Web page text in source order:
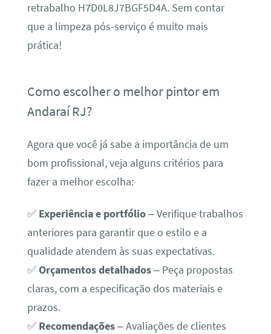
retrabalho H7D0L8J7BGF5D4A. Sem contar
que a limpeza pós-serviço é muito mais
prática!
Como escolher o melhor pintor em
Andaraí RJ?
Agora que você já sabe a importância de um
bom profissional, veja alguns critérios para
fazer a melhor escolha:
✅ Experiência e portfólio– Verifique trabalhos
anteriores para garantir que o estilo e a
qualidade atendem às suas expectativas.
✅Orçamentos detalhados– Peça propostas
claras, com a especificação dos materiais e
prazos.
✅ Recomendações– Avaliações de clientes